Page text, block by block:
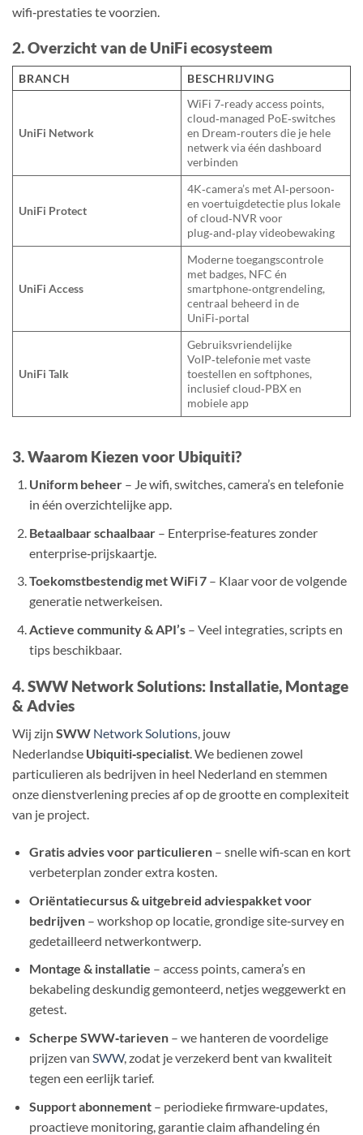
wifi‑prestaties te voorzien.
2. Overzicht van de UniFi ecosysteem
BRANCH BESCHRIJVING
UniFi Network
WiFi 7‑ready access points,
cloud‑managed PoE‑switches
en Dream‑routers die je hele
netwerk via één dashboard
verbinden
UniFi Protect
4K‑camera’s met AI‑persoon‑
en voertuigdetectie plus lokale
of cloud‑NVR voor
plug‑and‑play videobewaking
UniFi Access
Moderne toegangscontrole
met badges, NFC én
smartphone‑ontgrendeling,
centraal beheerd in de
UniFi‑portal
UniFi Talk
Gebruiksvriendelijke
VoIP‑telefonie met vaste
toestellen en softphones,
inclusief cloud‑PBX en
mobiele app
3. Waarom Kiezen voor Ubiquiti?
Uniform beheer– Je wifi, switches, camera’s en telefonie
in één overzichtelijke app.
Betaalbaar schaalbaar– Enterprise‑features zonder
enterprise‑prijskaartje.
Toekomstbestendig met WiFi 7– Klaar voor de volgende
generatie netwerkeisen.
Actieve community & API’s– Veel integraties, scripts en
tips beschikbaar.
4. SWW Network Solutions: Installatie, Montage
& Advies
Wij zijn SWW Network Solutions, jouw
Nederlandse Ubiquiti‑specialist. We bedienen zowel
particulieren als bedrijven in heel Nederland en stemmen
onze dienstverlening precies af op de grootte en complexiteit
van je project.
Gratis advies voor particulieren– snelle wifi‑scan en kort
verbeterplan zonder extra kosten.
Oriëntatiecursus & uitgebreid adviespakket voor
bedrijven– workshop op locatie, grondige site‑survey en
gedetailleerd netwerkontwerp.
Montage & installatie – access points, camera’s en
bekabeling deskundig gemonteerd, netjes weggewerkt en
getest.
Scherpe SWW‑tarieven– we hanteren de voordelige
prijzen van SWW, zodat je verzekerd bent van kwaliteit
tegen een eerlijk tarief.
Support abonnement– periodieke firmware‑updates,
proactieve monitoring, garantie claim afhandeling én